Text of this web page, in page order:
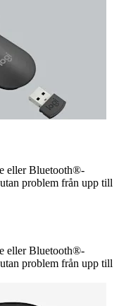
eller Bluetooth®-
problem från upp till
eller Bluetooth®-
problem från upp till